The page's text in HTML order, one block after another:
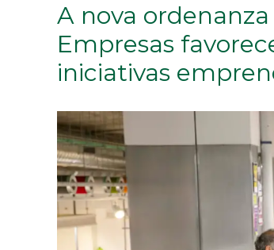
A nova
Empresas
iniciativas